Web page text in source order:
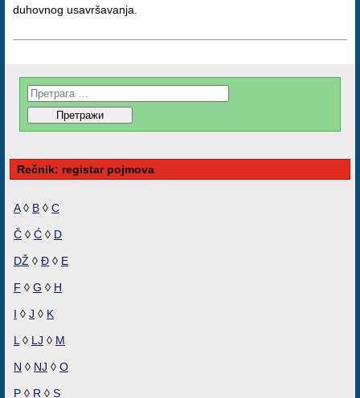
duhovnog usavršavanja.
Rečnik: registar pojmova
A◊ B ◊ C
Č ◊ Ć ◊ D
DŽ ◊ Đ ◊ E
F ◊ G ◊ H
I ◊ J ◊ K
L ◊ LJ ◊ M
N ◊ NJ ◊ O
P ◊ R ◊ S